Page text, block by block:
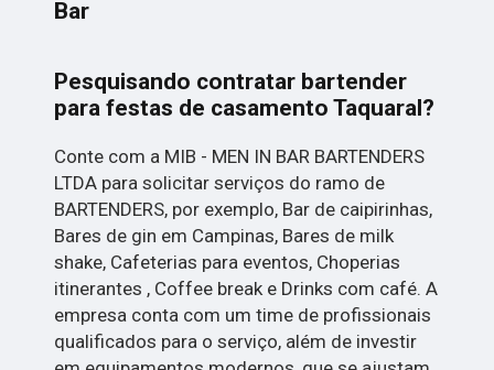
Bar
Pesquisando contratar bartender
para festas de casamento Taquaral?
Conte com a MIB - MEN IN BAR BARTENDERS
LTDA para solicitar serviços do ramo de
BARTENDERS, por exemplo, Bar de caipirinhas,
Bares de gin em Campinas, Bares de milk
shake, Cafeterias para eventos, Choperias
itinerantes , Coffee break e Drinks com café. A
empresa conta com um time de profissionais
qualificados para o serviço, além de investir